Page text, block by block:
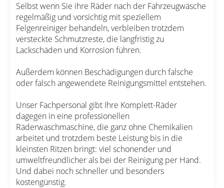
Selbst wenn Sie ihre Räder nach der Fahrzeugwäsche
regelmäßig und vorsichtig mit speziellem
Felgenreiniger behandeln, verbleiben trotzdem
versteckte Schmutzreste, die langfristig zu
Lackschäden und Korrosion führen.
Außerdem können Beschädigungen durch falsche
oder falsch angewendete Reinigungsmittel entstehen.
Unser Fachpersonal gibt Ihre Komplett-Räder
dagegen in eine professionellen
Räderwaschmaschine, die ganz ohne Chemikalien
arbeitet und trotzdem beste Leistung bis in die
kleinsten Ritzen bringt: viel schonender und
umweltfreundlicher als bei der Reinigung per Hand.
Und dabei noch schneller und besonders
kostengünstig.